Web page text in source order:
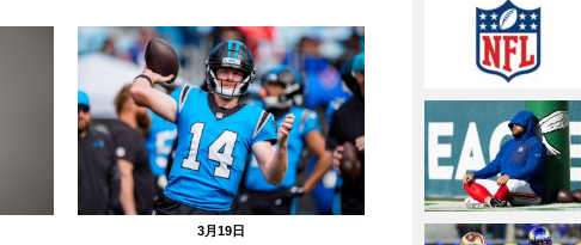
3月19日